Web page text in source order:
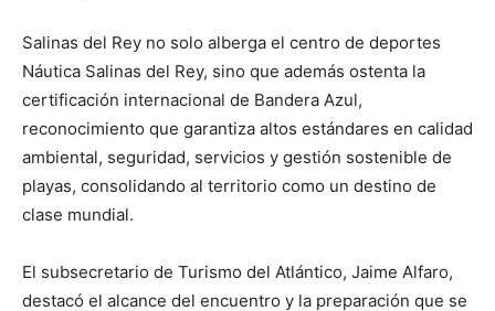
Salinas del Rey no solo alberga el centro de deportes
Náutica Salinas del Rey, sino que además ostenta la
certificación internacional de Bandera Azul,
reconocimiento que garantiza altos estándares en calidad
ambiental, seguridad, servicios y gestión sostenible de
playas, consolidando al territorio como un destino de
clase mundial.
El subsecretario de Turismo del Atlántico, Jaime Alfaro,
destacó el alcance del encuentro y la preparación que se